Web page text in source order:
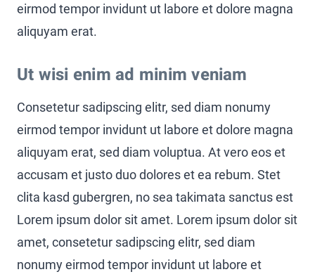
eirmod tempor invidunt ut labore et dolore magna
aliquyam erat.
Ut wisi enim ad minim veniam
Consetetur sadipscing elitr, sed diam nonumy
eirmod tempor invidunt ut labore et dolore magna
aliquyam erat, sed diam voluptua. At vero eos et
accusam et justo duo dolores et ea rebum. Stet
clita kasd gubergren, no sea takimata sanctus est
Lorem ipsum dolor sit amet. Lorem ipsum dolor sit
amet, consetetur sadipscing elitr, sed diam
nonumy eirmod tempor invidunt ut labore et